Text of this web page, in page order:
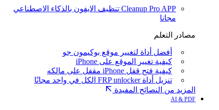
Cleanup Pro APP تنظيف الايفون بالذكاء الاصطناعي
مجانا
مصادر التعلم
أفضل أداة لتغيير موقع بوكيمون جو
كيفية تغيير الموقع على iPhone
كيفية فتح قفل iPhone مقفل على مالكه
تنزيل أداة FRP unlocker الكل في واحد مجانًا
المزيد من النصائح المفيدة
AI & PDF